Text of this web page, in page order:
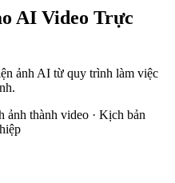
AI Video Trực
ảnh AI từ quy trình làm việc
ảnh thành video · Kịch bản